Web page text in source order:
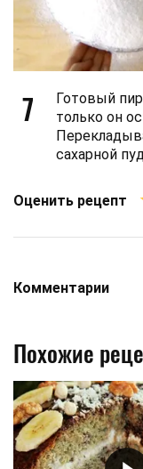
7
Готовый
только он
сахарной
Оценить рецепт
Комментарии
Похожие